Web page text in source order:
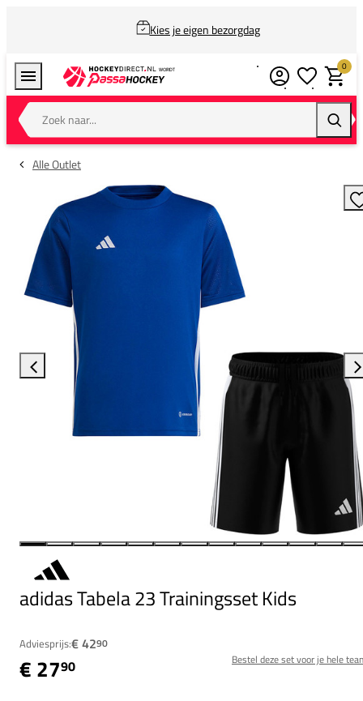
Kies je eigen bezorgdag
Zoek naar...
0
Alle Outlet
adidas Tabela 23 Trainingsset Kids
Adviesprijs:€ 4290
€ 2790 Bestel deze set voor je hele